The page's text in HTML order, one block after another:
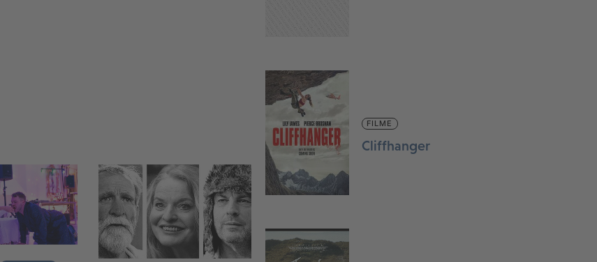
FILME
Cliffhanger